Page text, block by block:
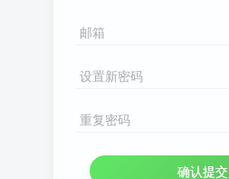
邮箱
设置新密码
重复密码
确认提交